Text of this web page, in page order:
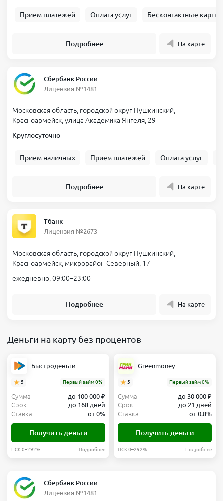
Прием платежей Оплата услуг Бесконтактные карты
Подробнее На карте
Сбербанк России
Лицензия №1481
Московская область, городской округ Пушкинский,
Красноармейск, улица Академика Янгеля, 29
Круглосуточно
Прием наличных Прием платежей Оплата услуг
Подробнее На карте
Тбанк
Лицензия №2673
Московская область, городской округ Пушкинский,
Красноармейск, микрорайон Северный, 17
ежедневно, 09:00–23:00
Подробнее На карте
Деньги на карту без процентов
Быстроденьги
5 Первый займ 0%
Сумма
до 100 000 ₽
Срок
до 168 дней
Ставка
от 0%
Получить деньги
ПСК 0–292% Подробнее
Greenmoney
5 Первый займ 0%
Сумма
до 30 000 ₽
Срок
до 21 дней
Ставка
от 0.8%
Получить деньги
ПСК 0–292% Подробнее
Сбербанк России
Лицензия №1481